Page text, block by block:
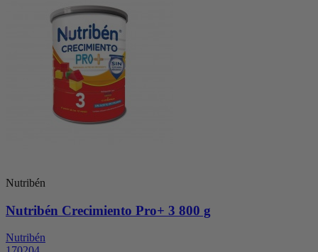
Nutribén
Nutribén Crecimiento Pro+ 3 800 g
Nutribén